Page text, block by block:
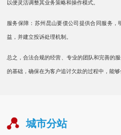
以便灵活调整其业务策略和操作模式。
服务保障：苏州昆山要债公司提供合同服务
益，并建立投诉处理机制。
总之，合法合规的经营、专业的团队和完善的
的基础，确保在为客户追讨欠款的过程中，能够
城市分站